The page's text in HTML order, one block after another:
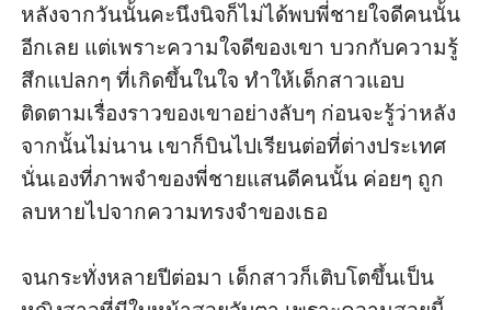
หลังจากวันนั้นคะนึงนิจก็ไม่ได้พบพี่ชายใจดีคนนั้น
อีกเลย แต่เพราะความใจดีของเขา บวกกับความรู้
สึกแปลกๆ ที่เกิดขึ้นในใจ ทำให้เด็กสาวแอบ
ติดตามเรื่องราวของเขาอย่างลับๆ ก่อนจะรู้ว่าหลัง
จากนั้นไม่นาน เขาก็บินไปเรียนต่อที่ต่างประเทศ
นั่นเองที่ภาพจำของพี่ชายแสนดีคนนั้น ค่อยๆ ถูก
ลบหายไปจากความทรงจำของเธอ
จนกระทั่งหลายปีต่อมา เด็กสาวก็เติบโตขึ้นเป็น